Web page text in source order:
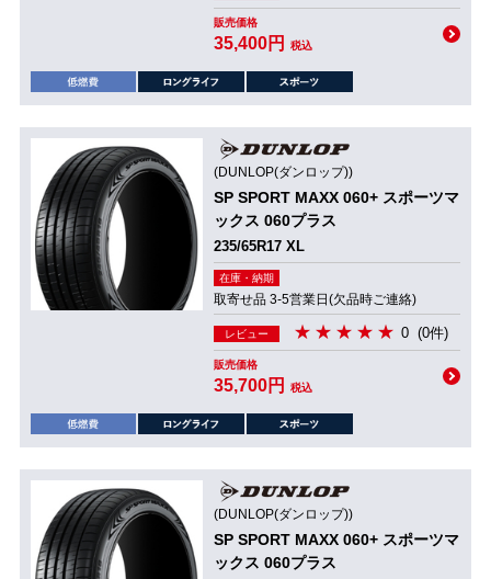
販売価格
35,400円 税込
(DUNLOP(ダンロップ))
SP SPORT MAXX 060+ スポーツマ
ックス 060プラス
235/65R17 XL
在庫・納期
取寄せ品 3-5営業日(欠品時ご連絡)
レビュー 0 (0件)
販売価格
35,700円 税込
(DUNLOP(ダンロップ))
SP SPORT MAXX 060+ スポーツマ
ックス 060プラス